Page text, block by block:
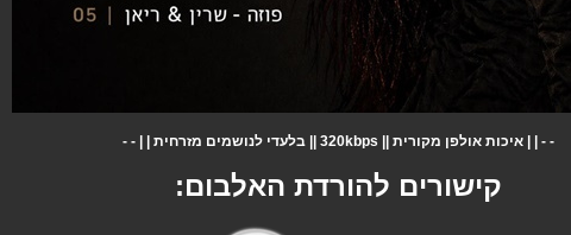
- - | | איכות אולפן מקורית || 320kbps || בלעדי לנושמים מזרחית | | - -
קישורים להורדת האלבום: